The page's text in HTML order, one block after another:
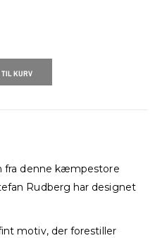
KURV
fra denne kæmpestore
Rudberg har designet
motiv, der forestiller